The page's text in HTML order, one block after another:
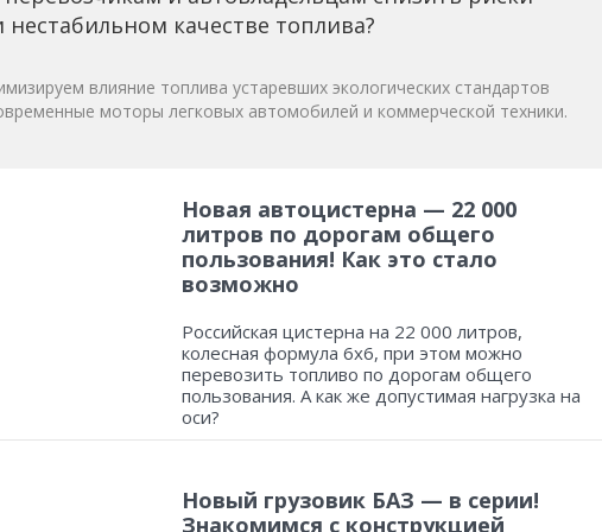
нестабильном качестве топлива?
влияние топлива устаревших экологических стандартов
моторы легковых автомобилей и коммерческой техники.
Новая автоцистерна — 22 000
литров по дорогам общего
пользования! Как это стало
возможно
Российская цистерна на 22 000 литров,
колесная формула 6х6, при этом можно
перевозить топливо по дорогам общего
пользования. А как же допустимая нагрузка на
оси?
Новый грузовик БАЗ — в серии!
Знакомимся с конструкцией